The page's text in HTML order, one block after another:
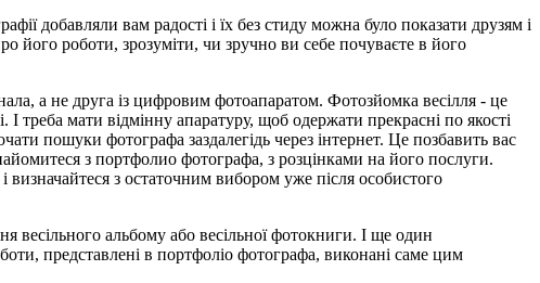
добавляли вам радості і їх без стиду можна було показати друзям і
його роботи, зрозуміти, чи зручно ви себе почуваєте в його
а не друга із цифровим фотоапаратом. Фотозйомка весілля - це
треба мати відмінну апаратуру, щоб одержати прекрасні по якості
пошуки фотографа заздалегідь через інтернет. Це позбавить вас
з портфолио фотографа, з розцінками на його послуги.
з остаточним вибором уже після особистого
весільного альбому або весільної фотокниги. І ще один
представлені в портфоліо фотографа, виконані саме цим